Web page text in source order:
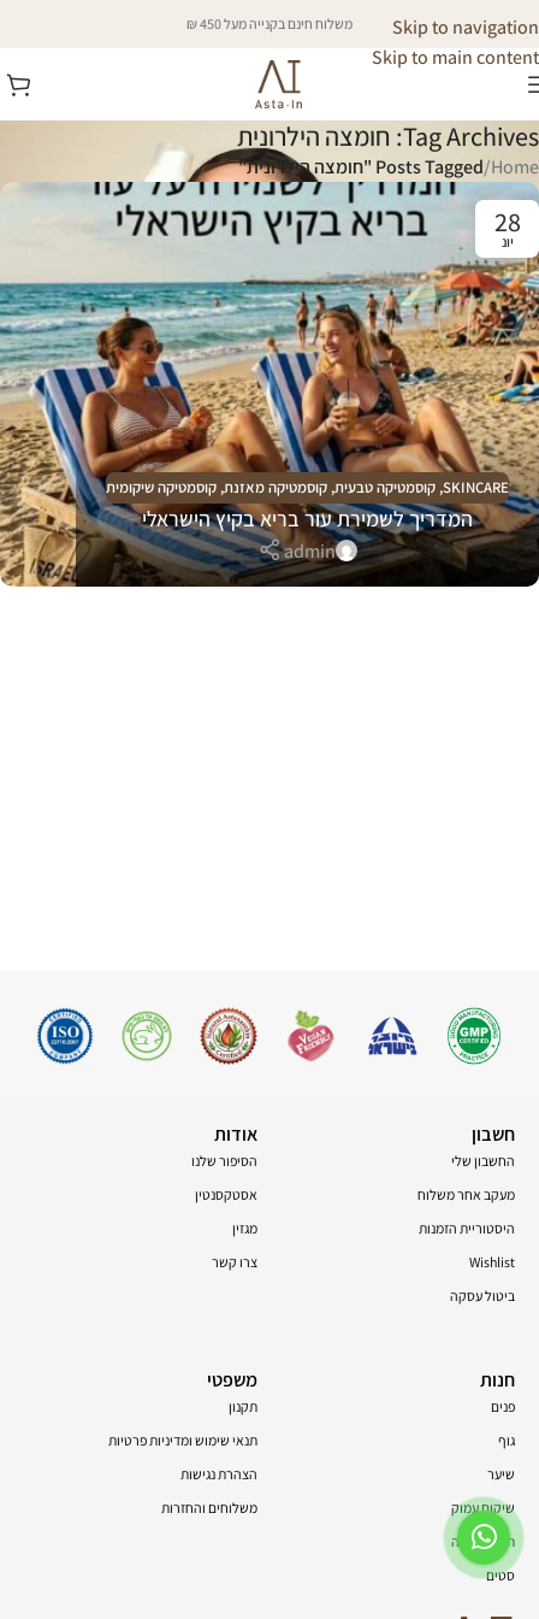
Skip to navigation
Skip to main content
משלוח חינם בקנייה מעל 450 ₪
Tag Archives: חומצה הילרונית
Home
/Posts Tagged "חומצה הילרונית"
28
יונ
SKINCARE
, קוסמטיקה טבעית, קוסמטיקה מאזנת, קוסמטיקה שיקומית
המדריך לשמירת עור בריא בקיץ הישראלי
admin
חשבון
החשבון שלי
מעקב אחר משלוח
היסטוריית הזמנות
Wishlist
ביטול עסקה
אודות
הסיפור שלנו
אסטקסנטין
מגזין
צרו קשר
חנות
פנים
גוף
שיער
שיקום עמוק
תוספי תזונה
סטים
משפטי
תקנון
תנאי שימוש ומדיניות פרטיות
הצהרת נגישות
משלוחים והחזרות